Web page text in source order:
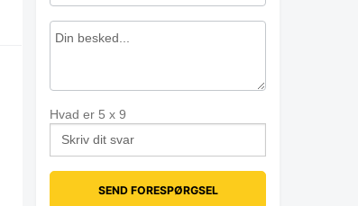
Hvad er 5 x 9